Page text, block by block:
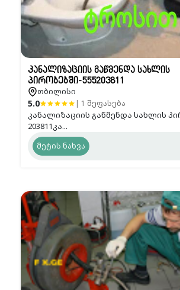
კანალიზაციის გაწმენდა სახლის
პირობებში-555203811
თბილისი
5.0 | 1 შეფასება
კანალიზაციის გაწმენდა სახლის
203811კა...
მეტის ნახვა